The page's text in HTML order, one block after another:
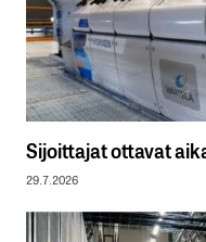
Sijoittajat ottavat
29.7.2026